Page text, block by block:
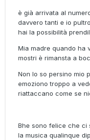
è già arrivata al
davvero tanti e io
hai la possibilità
Mia madre quando ha
mostri è rimansta a
Non lo so persino mio
emoziono troppo a
riattaccano come se
Bhe sono felice che
la musica qualinque